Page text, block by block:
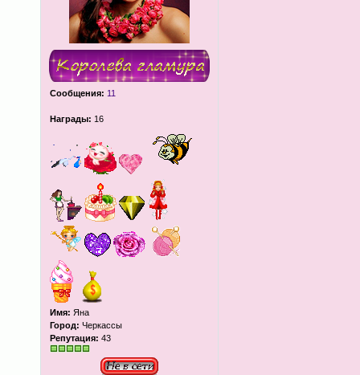
Сообщения: 11
Награды: 16
Имя: Яна
Город: Черкассы
Репутация: 43